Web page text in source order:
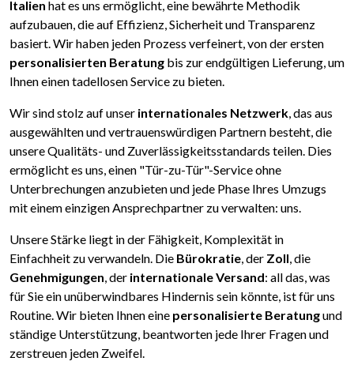
Italien hat es uns ermöglicht, eine bewährte Methodik
aufzubauen, die auf Effizienz, Sicherheit und Transparenz
basiert. Wir haben jeden Prozess verfeinert, von der ersten
personalisierten Beratung bis zur endgültigen Lieferung, um
Ihnen einen tadellosen Service zu bieten.
Wir sind stolz auf unser internationales Netzwerk, das aus
ausgewählten und vertrauenswürdigen Partnern besteht, die
unsere Qualitäts- und Zuverlässigkeitsstandards teilen. Dies
ermöglicht es uns, einen "Tür-zu-Tür"-Service ohne
Unterbrechungen anzubieten und jede Phase Ihres Umzugs
mit einem einzigen Ansprechpartner zu verwalten: uns.
Unsere Stärke liegt in der Fähigkeit, Komplexität in
Einfachheit zu verwandeln. Die Bürokratie, der Zoll, die
Genehmigungen, der internationale Versand: all das, was
für Sie ein unüberwindbares Hindernis sein könnte, ist für uns
Routine. Wir bieten Ihnen eine personalisierte Beratungund
ständige Unterstützung, beantworten jede Ihrer Fragen und
zerstreuen jeden Zweifel.